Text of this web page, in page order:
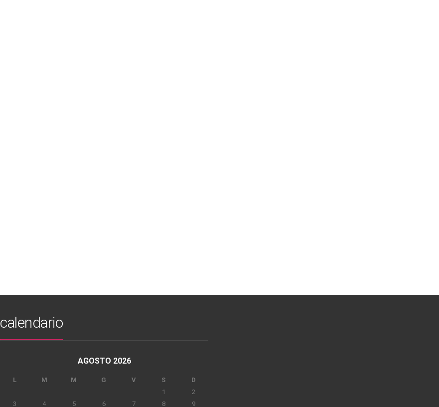
calendario
AGOSTO 2026
L M M G V S
D
1
2
3
4 5 6 7 8 9